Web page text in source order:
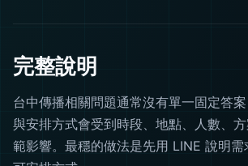
完整說明
台中傳播相關問題通常沒有單一固定答
與安排方式會受到時段、地點、人數、
範影響。最穩的做法是先用 LINE 說明